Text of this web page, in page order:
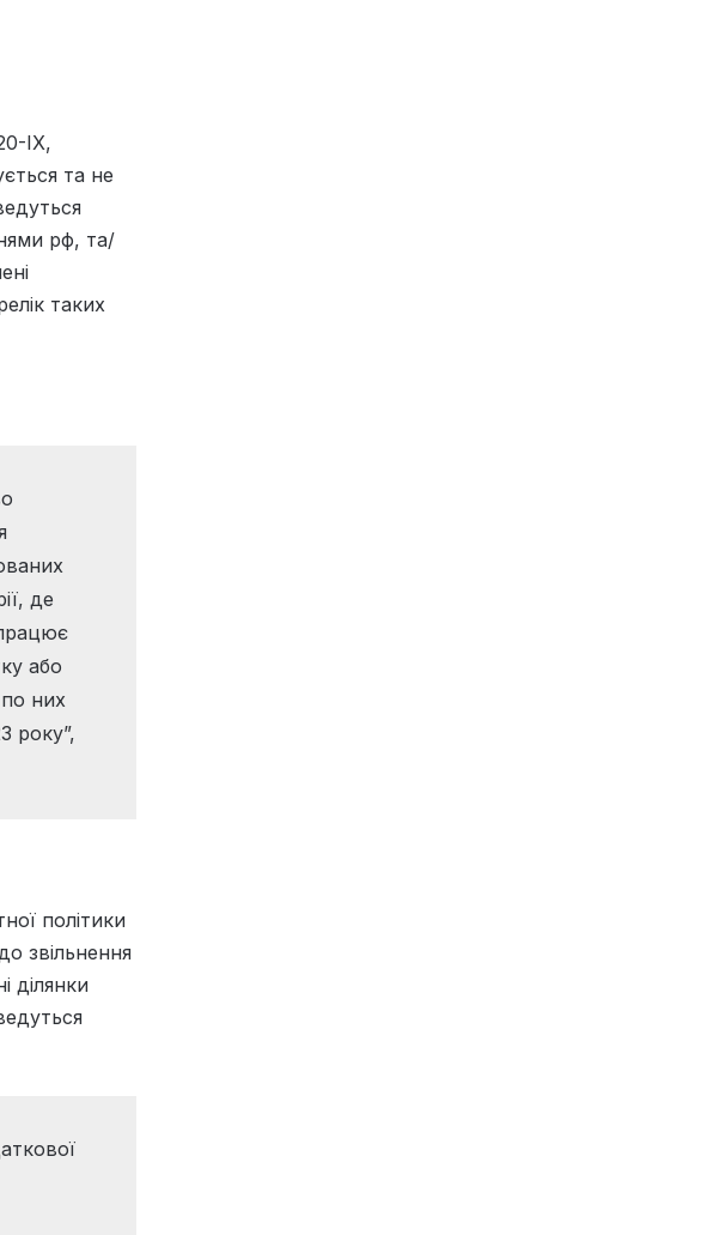
ІХ,
та не
рф, та/
таких
де
або
них
року”,
політики
звільнення
ділянки